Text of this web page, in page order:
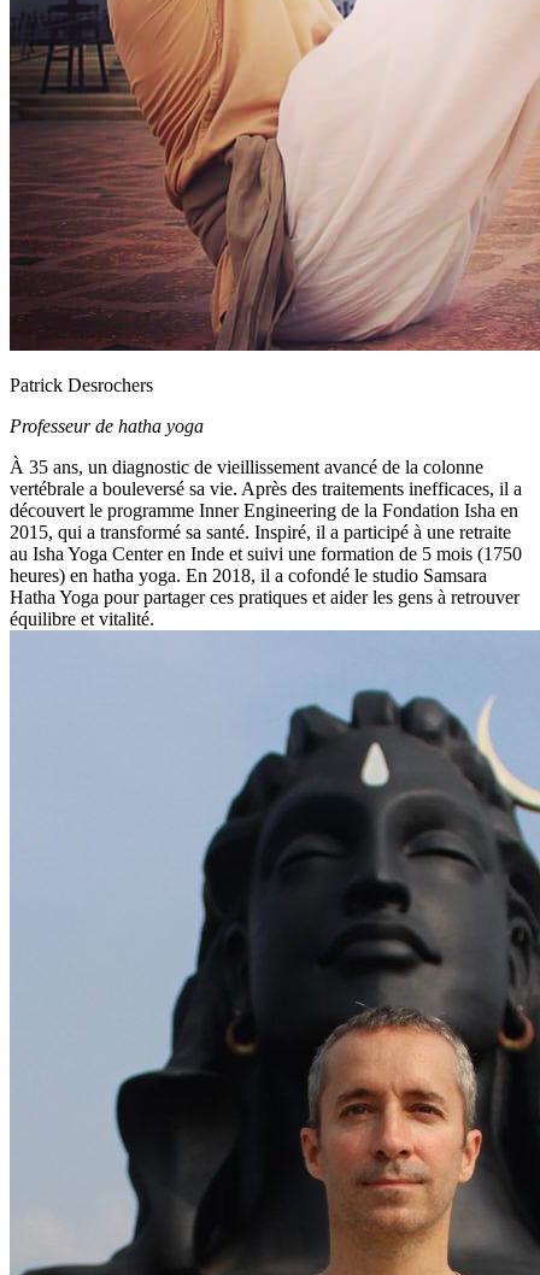
Patrick Desrochers
Professeur de hatha yoga
À 35 ans, un diagnostic de vieillissement avancé de la colonne
vertébrale a bouleversé sa vie. Après des traitements inefficaces, il a
découvert le programme Inner Engineering de la Fondation Isha en
2015, qui a transformé sa santé. Inspiré, il a participé à une retraite
au Isha Yoga Center en Inde et suivi une formation de 5 mois (1750
heures) en hatha yoga. En 2018, il a cofondé le studio Samsara
Hatha Yoga pour partager ces pratiques et aider les gens à retrouver
équilibre et vitalité.